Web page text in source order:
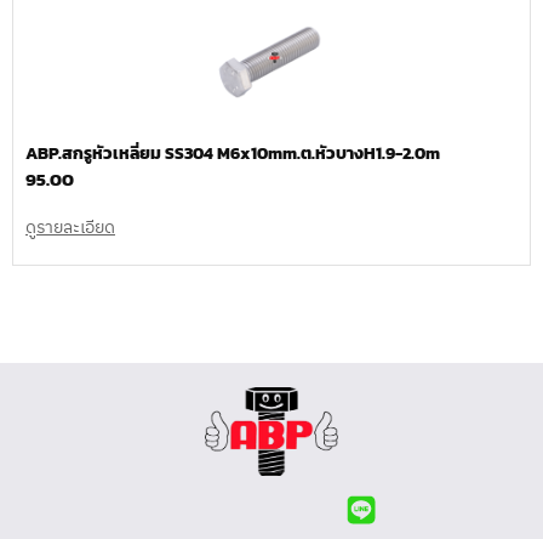
ABP.สกรูหัวเหลี่ยม SS304 M6x10mm.ต.หัวบางH1.9-2.0m
95.00
ดูรายละเอียด